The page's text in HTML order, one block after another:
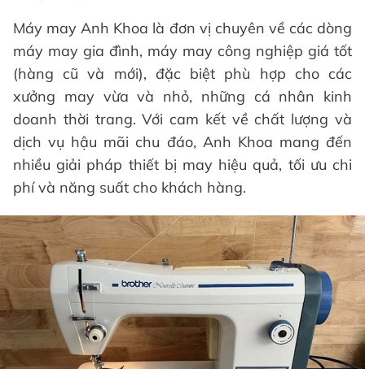
Máy may Anh Khoa là đơn vị chuyên về các dòng
máy may gia đình, máy may công nghiệp giá tốt
(hàng cũ và mới), đặc biệt phù hợp cho các
xưởng may vừa và nhỏ, những cá nhân kinh
doanh thời trang. Với cam kết về chất lượng và
dịch vụ hậu mãi chu đáo, Anh Khoa mang đến
nhiều giải pháp thiết bị may hiệu quả, tối ưu chi
phí và năng suất cho khách hàng.